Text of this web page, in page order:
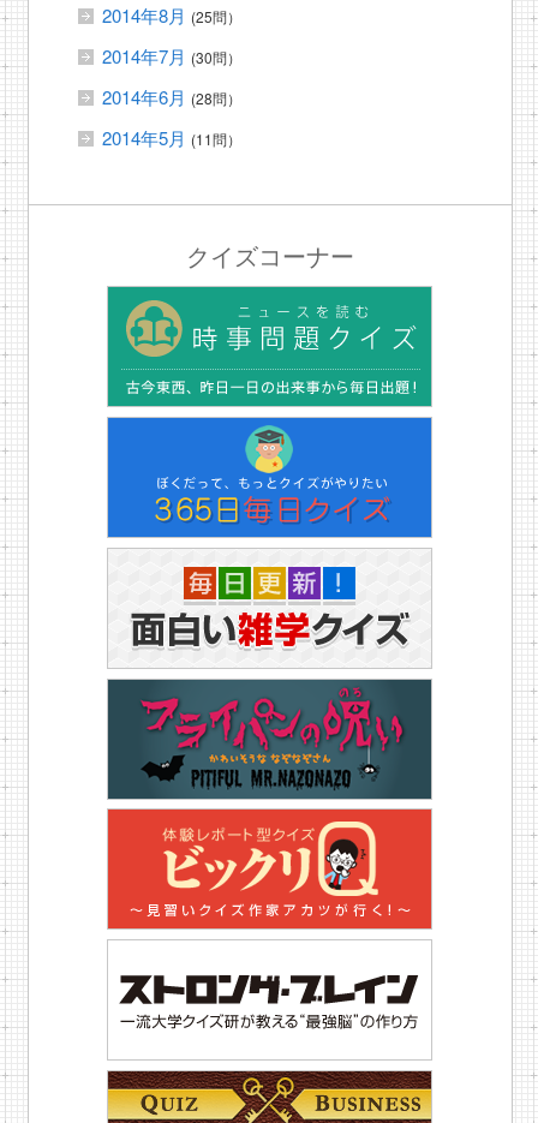
2014年8月 (25問）
2014年7月 (30問）
2014年6月 (28問）
2014年5月 (11問）
クイズコーナー